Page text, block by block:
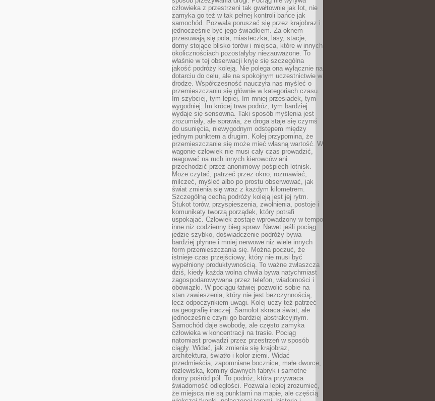
człowieka z przestrzeni tak gwałtownie jak lot, nie
zamyka go też w tak pełnej kontroli bańce jak
samochód. Pozwala poruszać się przez krajobraz i
jednocześnie być jego świadkiem. Za oknem
przesuwają się pola, miasteczka, lasy, stacje,
domy stojące blisko torów i miejsca, które w innych
okolicznościach pozostałyby niezauważone. To
właśnie w tej obserwacji kryje się szczególna
jakość podróży koleją. Nie polega ona wyłącznie na
dotarciu do celu, ale na spokojnym uczestnictwie w
drodze. Współczesność nauczyła nas myśleć o
przemieszczaniu się głównie w kategoriach czasu.
Im szybciej, tym lepiej. Im mniej przesiadek, tym
wygodniej. Im krócej trwa podróż, tym bardziej
wydaje się sensowna. Taki sposób myślenia jest
zrozumiały, ale sprawia, że droga staje się czymś
do usunięcia, niewygodnym odstępem między
jednym punktem a drugim. Kolej przypomina, że
przemieszczanie się może mieć własną wartość. W
wagonie człowiek nie musi cały czas prowadzić,
reagować na ruch innych kierowców ani
przechodzić przez anonimowy pośpiech lotnisk.
Może czytać, patrzeć przez okno, rozmawiać,
milczeć, myśleć albo po prostu obserwować, jak
świat zmienia się wraz z każdym kilometrem.
Szczególną cechą podróży koleją jest jej rytm.
Stukot torów, przyspieszenia, zwolnienia, postoje i
komunikaty tworzą porządek, który potrafi
uspokajać. Człowiek zostaje wprowadzony w tempo
inne niż codzienny bieg spraw. Nawet jeśli pociąg
jedzie szybko, doświadczenie podróży bywa
bardziej płynne i mniej nerwowe niż wiele innych
form przemieszczania się. Można poczuć, że
istnieje czas przejściowy, który nie musi być
wypełniony produktywnością. To ważne zwłaszcza
dziś, kiedy każda wolna chwila bywa natychmiast
zagospodarowywana przez telefon, wiadomości i
obowiązki. W pociągu łatwiej pozwolić sobie na
stan zawieszenia, który nie jest bezczynnością,
lecz odpoczynkiem uwagi. Kolej uczy też patrzeć
na geografię inaczej. Samolot skraca świat, ale
jednocześnie czyni go bardziej abstrakcyjnym.
Samochód daje swobodę, ale często zamyka
człowieka w koncentracji na trasie. Pociąg
natomiast prowadzi przez przestrzeń w sposób
ciągły. Widać, jak zmienia się krajobraz,
architektura, światło i kolor ziemi. Widać
przedmieścia, zapomniane bocznice, małe dworce,
rozlewiska, kominy dawnych fabryk i samotne
domy pośród pól. To podróż, która przywraca
świadomość odległości. Pozwala lepiej zrozumieć,
że miejsca nie są punktami na mapie, ale częścią